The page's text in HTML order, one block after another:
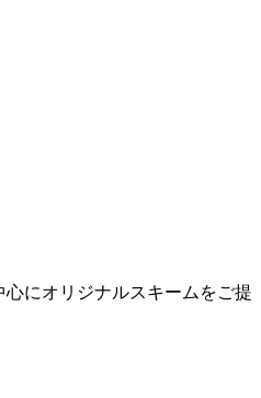
にオリジナルスキームをご提